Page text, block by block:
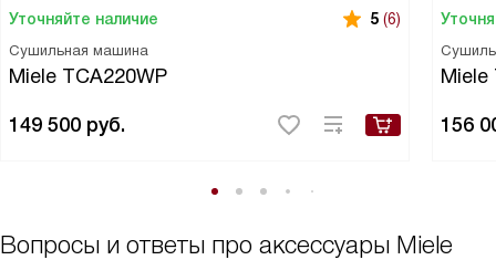
Уточняйте наличие 5 (6)
Сушильная машина
Miele TCA220WP
149 500 руб.
Miele
156
Вопросы и ответы про аксессуары Miele